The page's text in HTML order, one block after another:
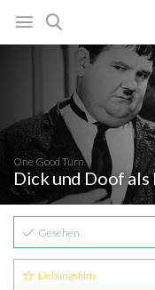
One Good Turn
Dick und Doof
Gesehen
Lieblingsfilm